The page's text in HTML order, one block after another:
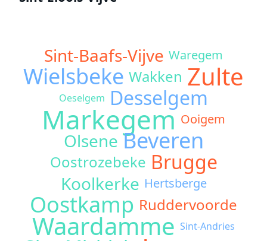
Sint-Baafs-Vijve Waregem
Wielsbeke Wakken Zulte
Oeselgem Desselgem
Markegem Ooigem
Olsene Beveren
Oostrozebeke Brugge
Koolkerke Hertsberge
Oostkamp Ruddervoorde
Waardamme Sint-Andries